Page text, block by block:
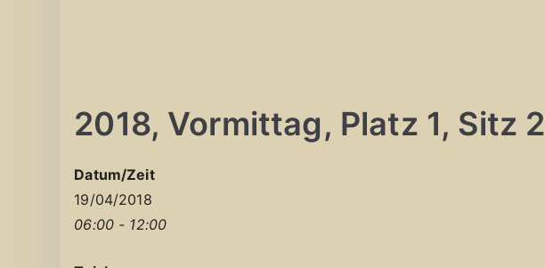
2018, Vormittag, Platz 1, Sitz 2
Datum/Zeit
19/04/2018
06:00 - 12:00